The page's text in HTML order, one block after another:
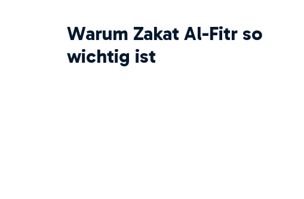
Warum Zakat Al-Fitr so
wichtig ist